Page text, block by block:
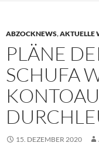
ABZOCKNEWS,AKTUELLE
PLÄNE
SCHUFA
15. DEZEMBER 2020